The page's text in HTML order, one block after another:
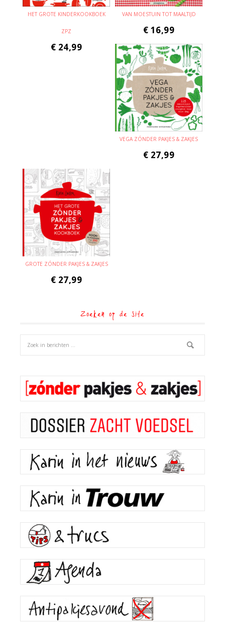
HET GROTE KINDERKOOKBOEK
ZPZ
€ 24,99
VAN MOESTUIN TOT MAALTIJD
€ 16,99
VEGA ZÓNDER PAKJES & ZAKJES
€ 27,99
GROTE ZÓNDER PAKJES & ZAKJES
€ 27,99
Zoeken op de site